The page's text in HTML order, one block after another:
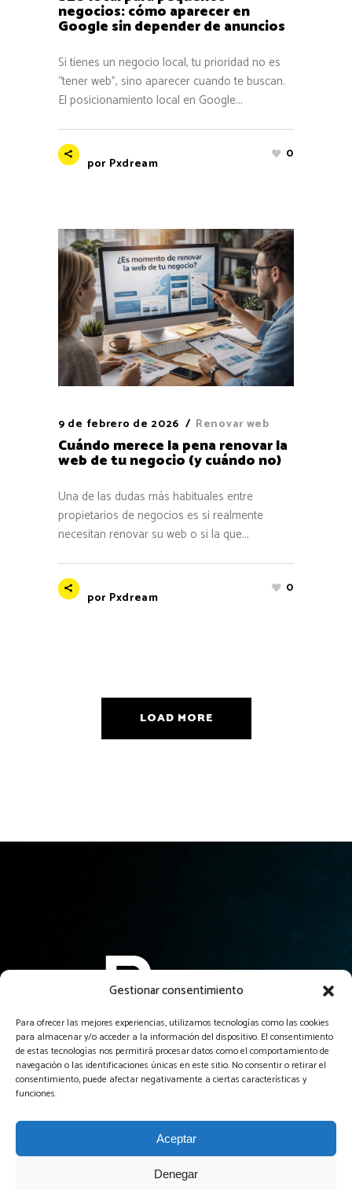
Gestionar consentimiento
Para ofrecer las mejores experiencias, utilizamos tecnologías como las cookies
para almacenar y/o acceder a la información del dispositivo. El consentimiento
de estas tecnologías nos permitirá procesar datos como el comportamiento de
navegación o las identificaciones únicas en este sitio. No consentir o retirar el
consentimiento, puede afectar negativamente a ciertas características y
funciones.
Aceptar
Denegar
negocios: cómo aparecer en
Google sin depender de anuncios
Si tienes un negocio local, tu prioridad no es
“tener web”, sino aparecer cuando te buscan.
El posicionamiento local en Google...
por Pxdream
0
9 de febrero de 2026 Renovar web
Cuándo merece la pena renovar la
web de tu negocio (y cuándo no)
Una de las dudas más habituales entre
propietarios de negocios es si realmente
necesitan renovar su web o si la que...
por Pxdream
0
LOAD MORE
El servicio profesional de creación de páginas web más
asequible y garantizado de Guadalajara y alrededores.